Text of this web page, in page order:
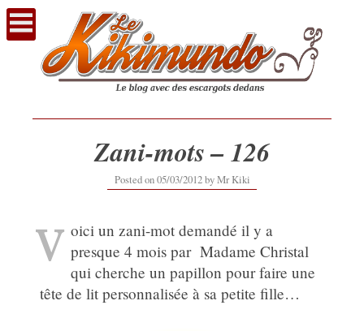
Voir
contenu
Zani-mots – 126
Posted on05/03/201212/09/2019
byMr Kiki
V oici un zani-mot demandé il y a
presque 4 mois par Madame Christal
qui cherche un papillon pour faire une
tête de lit personnalisée à sa petite fille…